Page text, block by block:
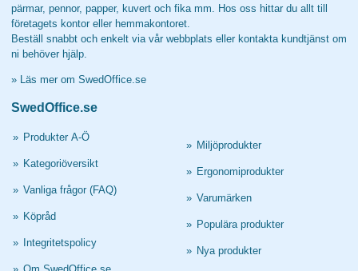
pärmar, pennor, papper, kuvert och fika mm. Hos oss hittar du allt till
företagets kontor eller hemmakontoret.
Beställ snabbt och enkelt via vår webbplats eller kontakta kundtjänst om
ni behöver hjälp.
» Läs mer om SwedOffice.se
SwedOffice.se
» Produkter A-Ö
» Kategoriöversikt
» Vanliga frågor (FAQ)
» Köpråd
» Integritetspolicy
» Miljöprodukter
» Ergonomiprodukter
» Varumärken
» Populära produkter
» Nya produkter